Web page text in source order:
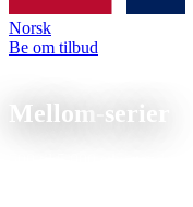
Norsk
Be om tilbud
Mellom- serier